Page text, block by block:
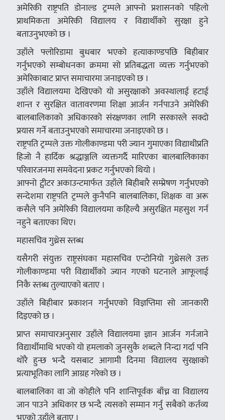
अमेरिकी राष्ट्रपति डोनाल्ड ट्रम्पले आफ्नो प्रशासनको पहिलो
प्राथमिकता अमेरिकी विद्यालय र विद्यार्थीको सुरक्षा हुने
बताउनुभएको छ ।
उहाँले फ्लोरिडामा बुधबार भएको हत्याकाण्डपछि बिहीबार
गर्नुभएको सम्बोधनका क्रममा सो प्रतिबद्धता व्यक्त गर्नुभएको
अमेरिकाबाट प्राप्त समाचारमा जनाइएको छ ।
उहाँले विद्यालयमा देखिएको यो असुरक्षाको अवस्थालाई हटाई
शान्त र सुरक्षित वातावरणमा शिक्षा आर्जन गर्नपाउने अमेरिकी
बालबालिकाको अधिकारको संरक्षणका लागि सरकारले सक्दो
प्रयास गर्ने बताउनुभएको समाचारमा जनाइएको छ ।
राष्ट्रपति ट्रम्पले उक्त गोलीकाण्डमा परी ज्यान गुमाएका विद्याथीप्रति
हिजो नै हार्दिक श्रद्धाञ्जलि व्यक्तगर्दै मारिएका बालबालिकाका
परिवारजनमा समवेदना प्रकट गर्नुभएको थियो ।
आफ्नो ट्वीटर अकाउन्टमार्फत उहाँले बिहीबारै सम्प्रेषण गर्नुभएको
सन्देशमा राष्ट्रपति ट्रम्पले कुनैपनि बालबालिका, शिक्षक वा अरू
कसैले पनि अमेरिकी विद्यालयमा कहिल्यै असुरक्षित महसुश गर्न
नहुने बताएका थिए।
महासचिव गुथ्रेस स्तब्ध
यसैगरी संयुक्त राष्ट्रसंघका महासचिव एन्टोनियो गुथ्रेसले उक्त
गोलीकाण्डमा परी विद्यार्थीको ज्यान गएको घटनाले आफूलाई
निकै स्तब्ध तुल्याएको बताए ।
उहाँले बिहीबार प्रकाशन गर्नुभएको विज्ञप्तिमा सो जानकारी
दिइएको छ ।
प्राप्त समाचारअनुसार उहाँले विद्यालयमा ज्ञान आर्जन गर्नजाने
विद्यार्थीमाथि भएको यो हमलाको जुनसुकै शब्दले निन्दा गर्दा पनि
थोरै हुन्छ भन्दै यसबाट आगामी दिनमा विद्यालय सुरक्षाको
प्रत्याभूतिका लागि आग्रह गरेको छ ।
बालबालिका वा जो कोहीले पनि शान्तिपूर्वक बाँच्न वा विद्यालय
जान पाउने अधिकार छ भन्दै त्यसको सम्मान गर्नु सबैको कर्तव्य